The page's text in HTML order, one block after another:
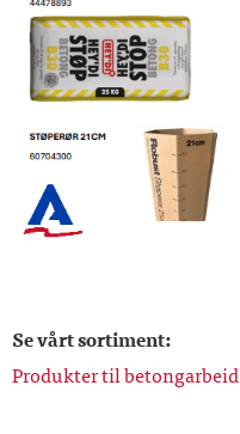
Se vårt sortiment:
Produkter til betongarbeid